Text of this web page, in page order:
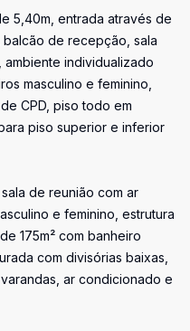
5,40m, entrada através de
de recepção, sala
individualizado
masculino e feminino,
CPD, piso todo em
piso superior e inferior
de reunião com ar
e feminino, estrutura
175m² com banheiro
com divisórias baixas,
ar condicionado e